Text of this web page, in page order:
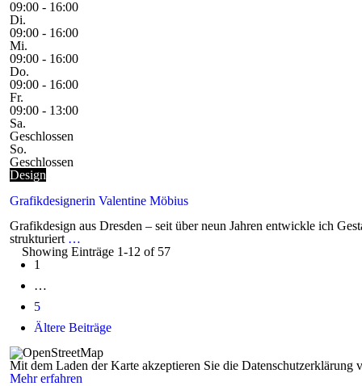
09:00 - 16:00
Di.
09:00 - 16:00
Mi.
09:00 - 16:00
Do.
09:00 - 16:00
Fr.
09:00 - 13:00
Sa.
Geschlossen
So.
Geschlossen
Design
Grafikdesignerin Valentine Möbius
Grafikdesign aus Dresden – seit über neun Jahren entwickle ich
strukturiert …
Showing Einträge 1-12 of 57
Posts1
…
5
Ältere Beiträge
Mit dem Laden der Karte akzeptieren Sie die Datenschutzerklärung
Mehr erfahren